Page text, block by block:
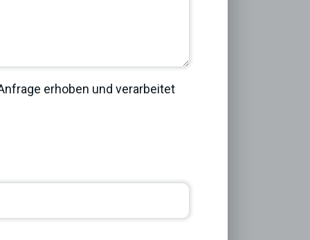
erhoben und verarbeitet